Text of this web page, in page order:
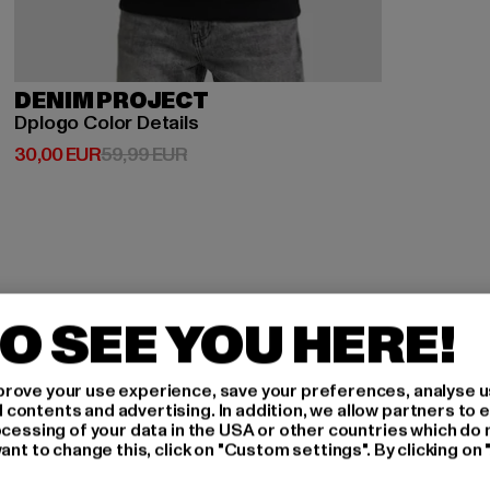
DENIM PROJECT
Dplogo Color Details
30,00 EUR
Derzeitiger Preis: 30,00 EUR
59,99 EURAktionspreis: 59,99 EUR
AN,
SEE YOU HERE!
your use experience, save your preferences, analyse
and advertising. In addition, we allow partners to
of your data in the USA or other countries which do
to change this, click on "Custom settings". By clicking